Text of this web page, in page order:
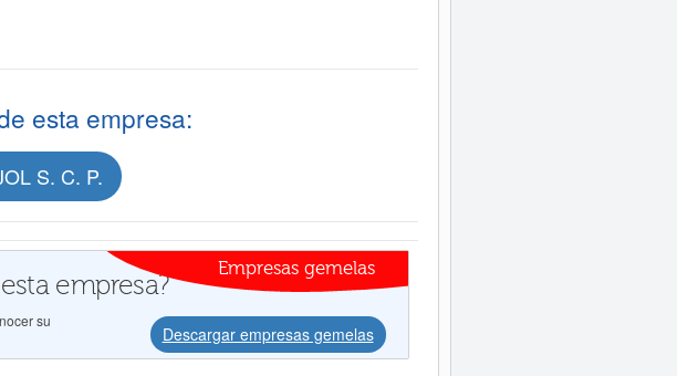
esta empresa:
S. C. P.
Empresas gemelas
empresa?
su
Descargar empresas gemelas